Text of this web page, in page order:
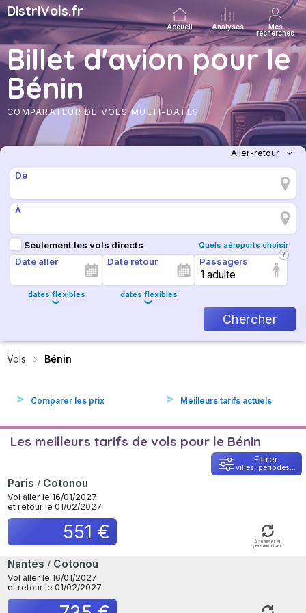
Accueil Analyses
Mes
recherches
DistriVols.fr
Billet d'avion pour le
Bénin
COMPARATEUR DE VOLS MULTI-DATES
De
À
Quels aéroports choisir
Seulement les vols directs
Date aller
dates flexibles
Date retour
dates flexibles
Passagers
1 adulte
Chercher
Vols Bénin
Comparer les prix Meilleurs tarifs actuels
Les meilleurs tarifs de vols pour le Bénin
Filtrer
villes, périodes...
Paris / Cotonou
Vol aller le 16/01/2027
et retour le 01/02/2027
551 € Actualiser et
personnaliser
Nantes / Cotonou
Vol aller le 16/01/2027
et retour le 01/02/2027